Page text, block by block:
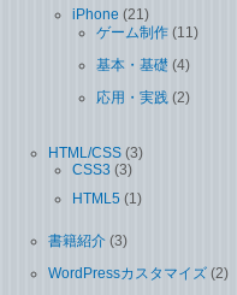
iPhone (21)
ゲーム制作 (11)
基本・基礎 (4)
応用・実践 (2)
HTML/CSS (3)
CSS3 (3)
HTML5 (1)
書籍紹介 (3)
WordPressカスタマイズ (2)